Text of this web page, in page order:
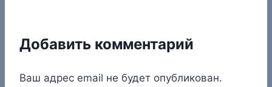
Добавить комментарий
Ваш адрес email не будет опубликован.